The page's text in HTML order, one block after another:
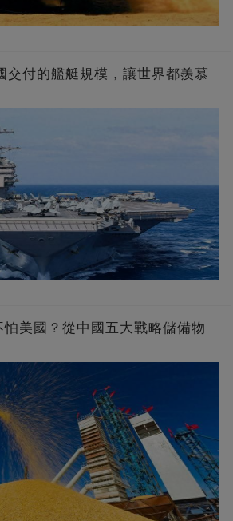
交付的艦艇規模，讓世界都羨慕
美國？從中國五大戰略儲備物